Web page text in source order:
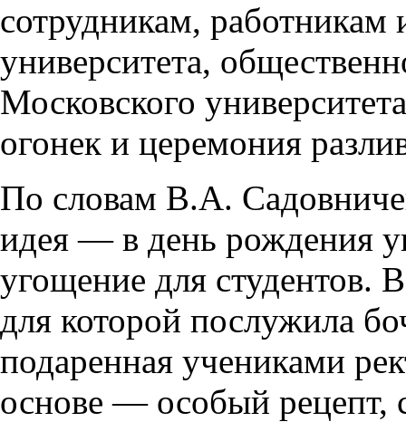
сотрудникам, работникам
университета,
Московского
огонек и церемония
По словам В.А.
идея — в день рождения
угощение для студентов.
для которой послужила
подаренная учениками
основе — особый рецепт,